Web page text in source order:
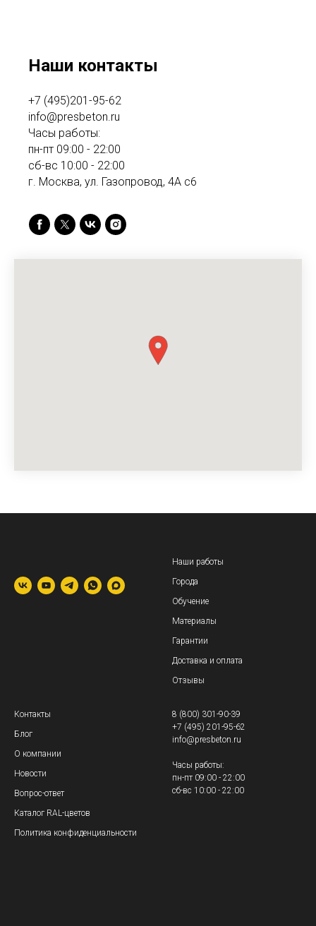
Наши контакты
+7 (495)201-95-62
info@presbeton.ru
Часы работы:
пн-пт 09:00 - 22:00
сб-вс 10:00 - 22:00
г. Москва, ул. Газопровод, 4А с6
Наши работы
Города
Обучение
Материалы
Гарантии
Доставка и оплата
Отзывы
Контакты
Блог
О компании
Новости
Вопрос-ответ
Каталог RAL-цветов
Политика конфиденциальности
8 (800) 301-90-39
+7 (495) 201-95-62
info@presbeton.ru
Часы работы:
пн-пт 09:00 - 22:00
сб-вс 10:00 - 22:00